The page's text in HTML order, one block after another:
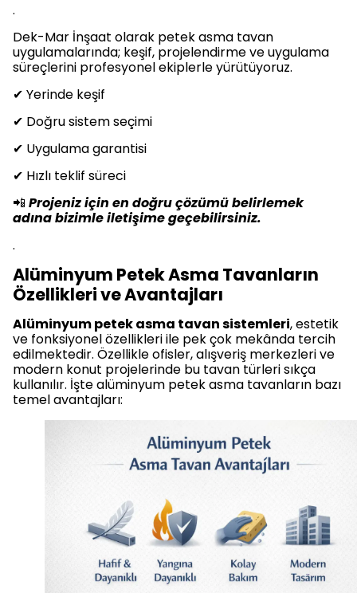
.
Dek-Mar İnşaat olarak petek asma tavan
uygulamalarında; keşif, projelendirme ve uygulama
süreçlerini profesyonel ekiplerle yürütüyoruz.
✔ Yerinde keşif
✔ Doğru sistem seçimi
✔ Uygulama garantisi
✔ Hızlı teklif süreci
📲 Projeniz için en doğru çözümü belirlemek
adına bizimle iletişime geçebilirsiniz.
.
Alüminyum Petek Asma Tavanların
Özellikleri ve Avantajları
Alüminyum petek asma tavan sistemleri, estetik
ve fonksiyonel özellikleri ile pek çok mekânda tercih
edilmektedir. Özellikle ofisler, alışveriş merkezleri ve
modern konut projelerinde bu tavan türleri sıkça
kullanılır. İşte alüminyum petek asma tavanların bazı
temel avantajları: